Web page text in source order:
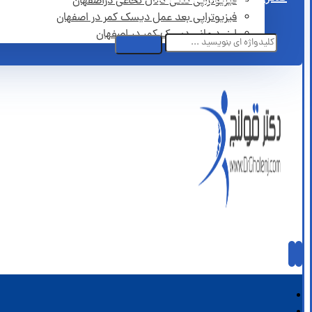
فیزیوتراپی بعد عمل دیسک کمر در اصفهان
لیزر درمانی دیسک کمر در اصفهان